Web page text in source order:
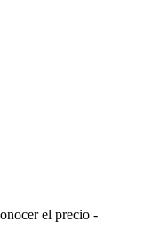
el precio -